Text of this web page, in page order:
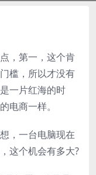
，第一，这个肯
槛，所以才没有
一片红海的时
电商一样。
，一台电脑现在
这个机会有多大?